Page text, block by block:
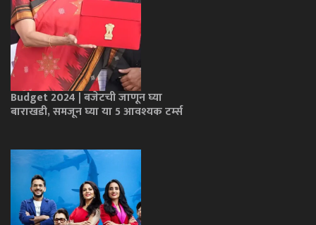
Budget 2024 | बजेटची जाणून घ्या
बाराखडी, समजून घ्या या 5 आवश्यक टर्म्स